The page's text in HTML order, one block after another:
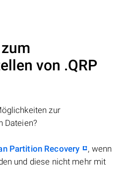
von .QRP
zur
Dateien?
Partition Recovery
, wenn
und diese nicht mehr mit